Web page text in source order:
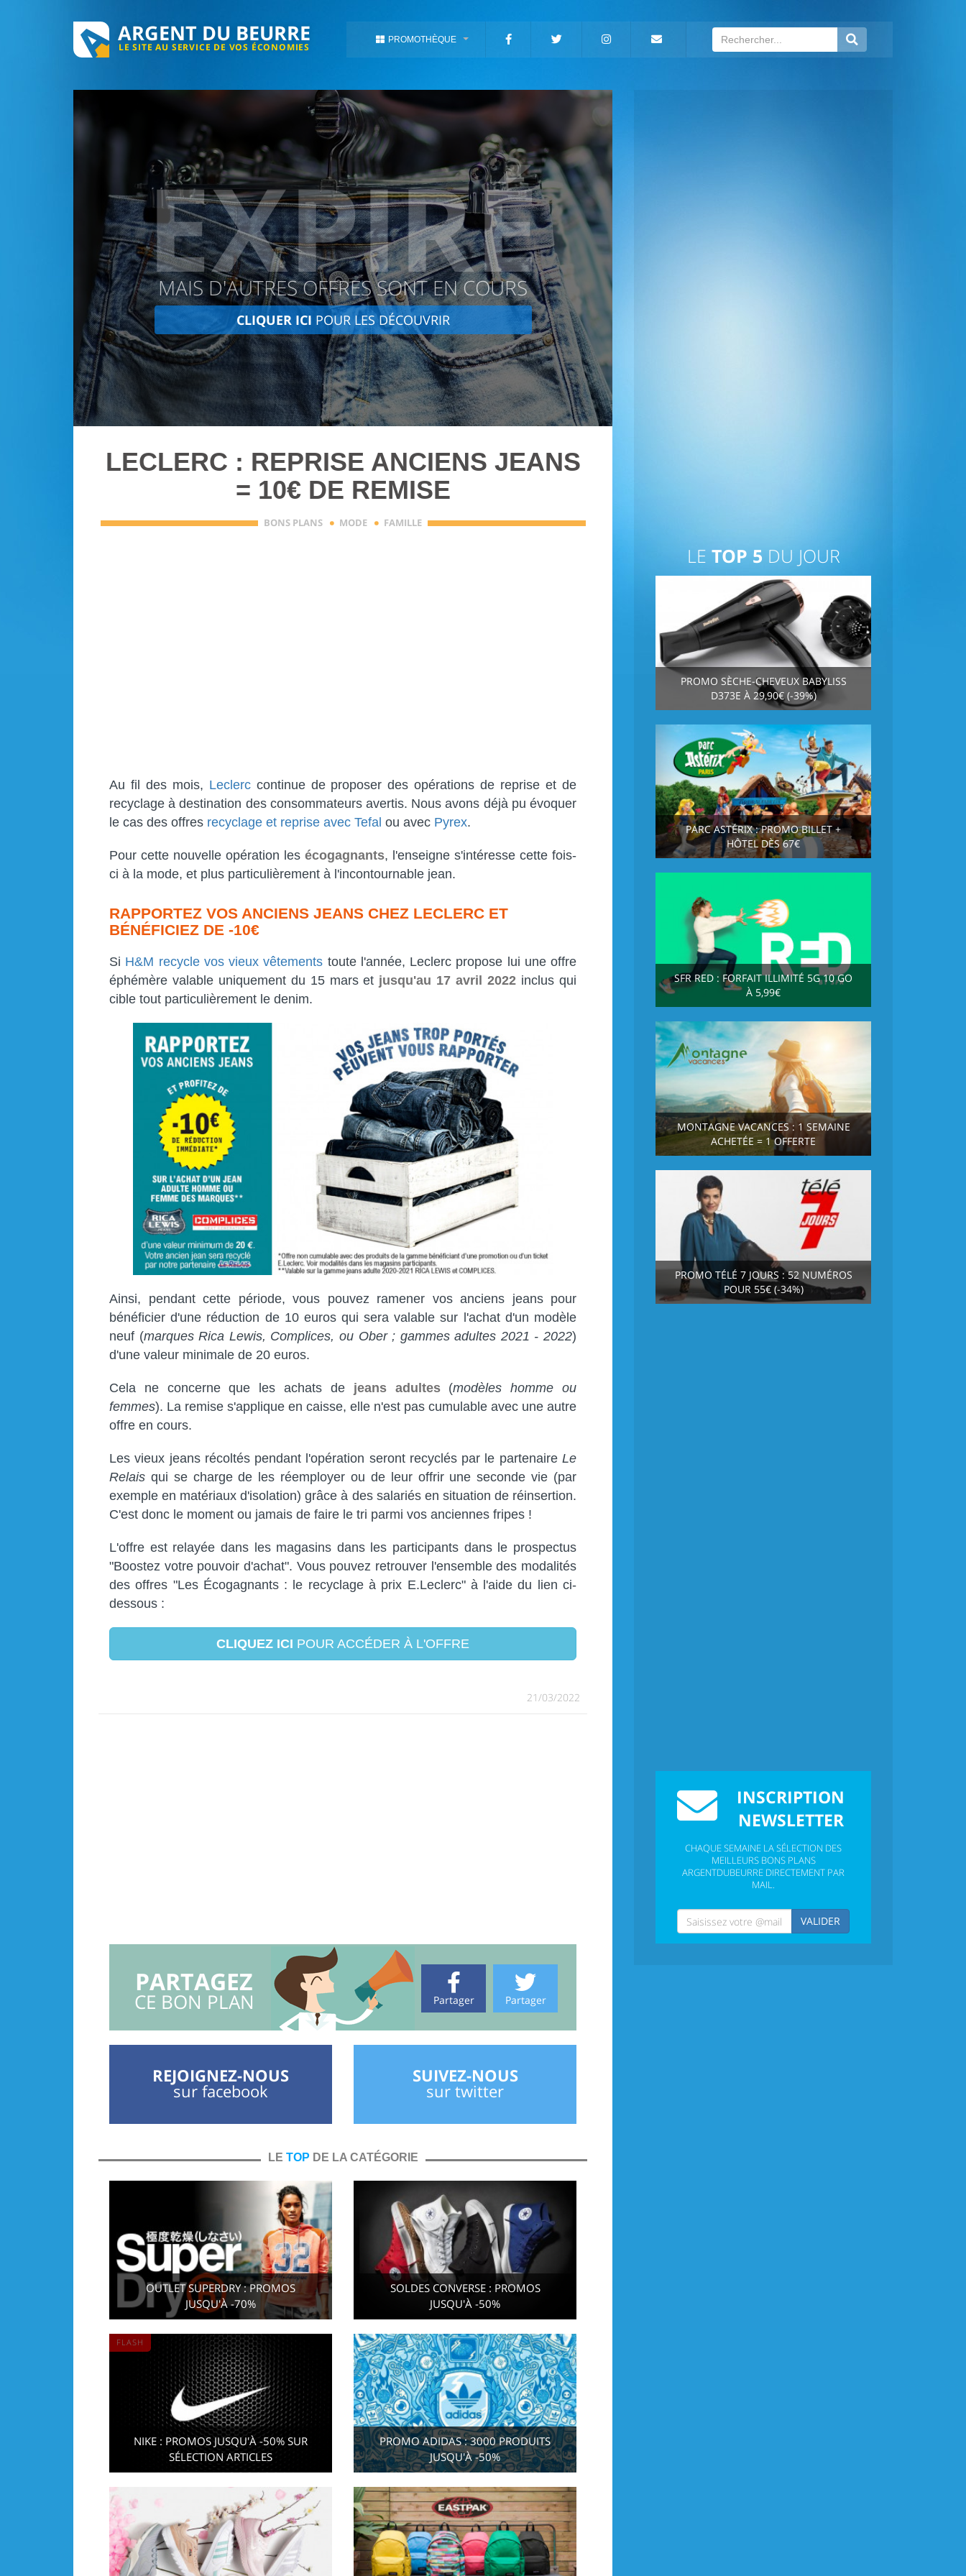
ARGENT DU BEURRE
LE SITE AU SERVICE DE VOS ÉCONOMIES
PROMOTHÈQUE
EXPIRÉ
MAIS D'AUTRES OFFRES SONT EN COURS
CLIQUER ICI POUR LES DÉCOUVRIR
LECLERC : REPRISE ANCIENS JEANS
= 10€ DE REMISE
BONS PLANS · MODE · FAMILLE
Au fil des mois, Leclerccontinue de proposer des opérations de reprise et de
recyclage à destination des consommateurs avertis. Nous avons déjà pu évoquer
le cas des offres recyclage et reprise avec Tefal ou avec Pyrex.
Pour cette nouvelle opération les écogagnants, l'enseigne s'intéresse cette fois-
ci à la mode, et plus particulièrement à l'incontournable jean.
RAPPORTEZ VOS ANCIENS JEANS CHEZ LECLERC ET
BÉNÉFICIEZ DE -10€
Si H&M recycle vos vieux vêtements toute l'année, Leclerc propose lui une offre
éphémère valable uniquement du 15 mars et jusqu'au 17 avril 2022 inclus qui
cible tout particulièrement le denim.
Ainsi, pendant cette période, vous pouvez ramener vos anciens jeans pour
bénéficier d'une réduction de 10 euros qui sera valable sur l'achat d'un modèle
neuf (marques Rica Lewis, Complices, ou Ober ; gammes adultes 2021 - 2022)
d'une valeur minimale de 20 euros.
Cela ne concerne que les achats de jeans adultes(modèles homme ou
femmes). La remise s'applique en caisse, elle n'est pas cumulable avec une autre
offre en cours.
Les vieux jeans récoltés pendant l'opération seront recyclés par le partenaire Le
Relais qui se charge de les réemployer ou de leur offrir une seconde vie (par
exemple en matériaux d'isolation) grâce à des salariés en situation de réinsertion.
C'est donc le moment ou jamais de faire le tri parmi vos anciennes fripes !
L'offre est relayée dans les magasins dans les participants dans le prospectus
"Boostez votre pouvoir d'achat". Vous pouvez retrouver l'ensemble des modalités
des offres "Les Écogagnants : le recyclage à prix E.Leclerc" à l'aide du lien ci-
dessous :
CLIQUEZ ICI POUR ACCÉDER À L'OFFRE
21/03/2022
PARTAGEZ
CE BON PLAN Partager
Partager
REJOIGNEZ-NOUS
sur facebook
SUIVEZ-NOUS
sur twitter
LE TOP DE LA CATÉGORIE
OUTLET SUPERDRY : PROMOS
JUSQU'À -70%
SOLDES CONVERSE : PROMOS
JUSQU'À -50%
FLASH
NIKE : PROMOS JUSQU'À -50% SUR
SÉLECTION ARTICLES
PROMO ADIDAS : 3000 PRODUITS
JUSQU'À -50%
LE TOP 5 DU JOUR
PROMO SÈCHE-CHEVEUX BABYLISS
D373E À 29,90€ (-39%)
PARC ASTÉRIX : PROMO BILLET +
HÔTEL DÈS 67€
SFR RED : FORFAIT ILLIMITÉ 5G 10 GO
À 5,99€
MONTAGNE VACANCES : 1 SEMAINE
ACHETÉE = 1 OFFERTE
PROMO TÉLÉ 7 JOURS : 52 NUMÉROS
POUR 55€ (-34%)
INSCRIPTION
NEWSLETTER
CHAQUE SEMAINE LA SÉLECTION DES
MEILLEURS BONS PLANS
ARGENTDUBEURRE DIRECTEMENT PAR
MAIL.
VALIDER